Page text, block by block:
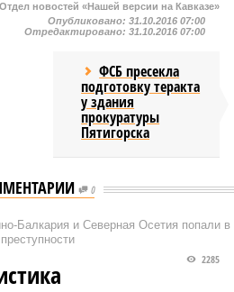
Отдел новостей «Нашей версии на Кавказе»
Опубликовано: 31.10.2016 07:00
Отредактировано: 31.10.2016 07:00
ФСБ пресекла
подготовку теракта
у здания
прокуратуры
Пятигорска
0
Балкария и Северная Осетия попали в
2285